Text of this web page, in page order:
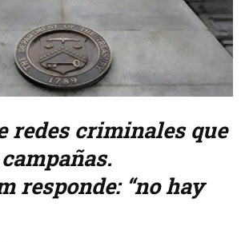
redes criminales que
responde: “no hay